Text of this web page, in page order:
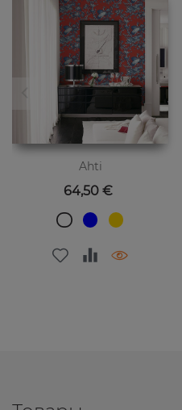
Ahti
Цена
64,50 €